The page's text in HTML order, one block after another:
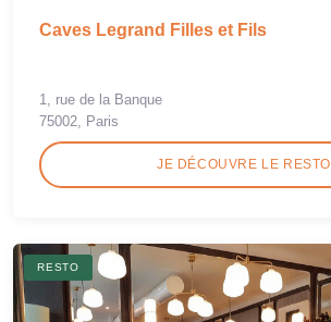
Caves Legrand Filles et Fils
1, rue de la Banque
75002, Paris
JE DÉCOUVRE LE RESTO
RESTO